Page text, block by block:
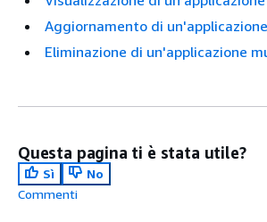
Aggiornamento di
Eliminazione di un'applicazione
Questa pagina ti è stata utile?
Sì
No
Commenti